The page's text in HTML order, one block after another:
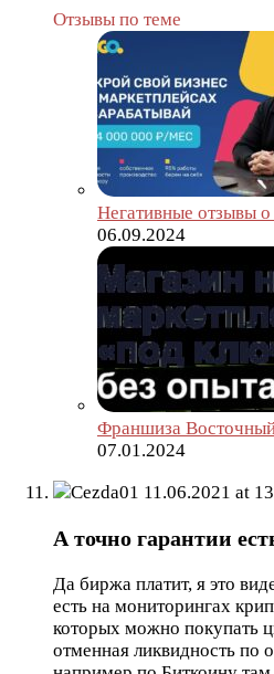
Отзывы по теме
Негативные отзывы
06.09.2024
Франшиза
07.01.2024
Cezda01 11.06.2021 at
А точно гарантии
Да биржа платит, я это
есть на мониторингах
которых можно покупать
отменная ликвидность по